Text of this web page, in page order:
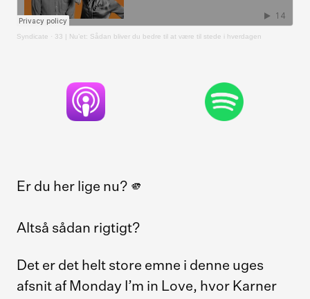
Syndicate · 33 | Nu’et: Sådan bliver du bedre til at være til stede i hverdagen
Er du her lige nu? 🫵
Altså sådan rigtigt?
Det er det helt store emne i denne uges
afsnit af Monday I’m in Love, hvor Karner